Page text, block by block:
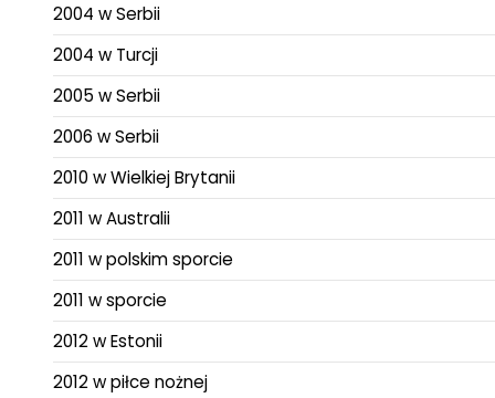
2004 w Serbii
2004 w Turcji
2005 w Serbii
2006 w Serbii
2010 w Wielkiej Brytanii
2011 w Australii
2011 w polskim sporcie
2011 w sporcie
2012 w Estonii
2012 w piłce nożnej